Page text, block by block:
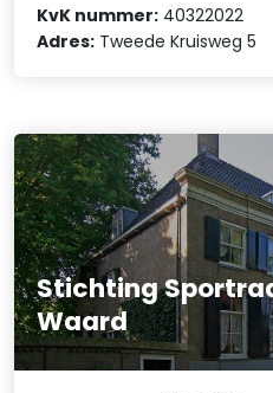
KvK nummer: 40322022
Adres: Tweede Kruisweg 5
Stichting
Waard